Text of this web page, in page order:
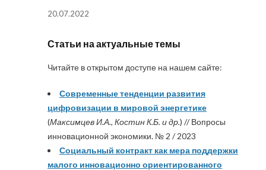
20.07.2022
Статьи на актуальные темы
Читайте в открытом доступе на нашем сайте:
Современные тенденции развития
цифровизации в мировой энергетике
(Максимцев И.А., Костин К.Б. и др.) // Вопросы
инновационной экономики. № 2 / 2023
Социальный контракт как мера поддержки
малого инновационно ориентированного